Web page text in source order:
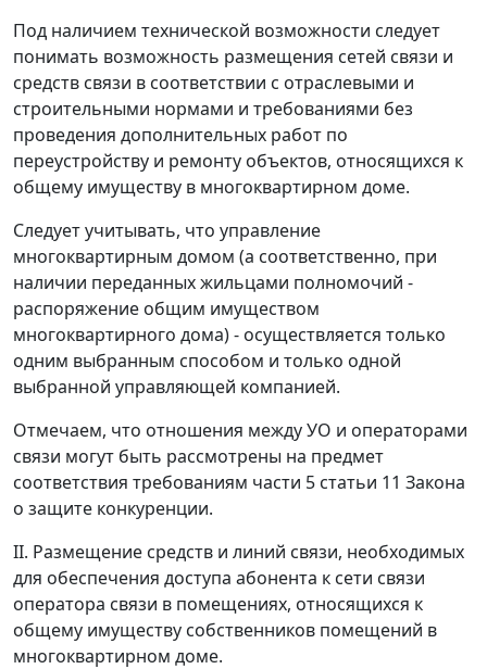
Под наличием технической возможности следует
понимать возможность размещения сетей связи и
средств связи в соответствии с отраслевыми и
строительными нормами и требованиями без
проведения дополнительных работ по
переустройству и ремонту объектов, относящихся к
общему имуществу в многоквартирном доме.
Следует учитывать, что управление
многоквартирным домом (а соответственно, при
наличии переданных жильцами полномочий -
распоряжение общим имуществом
многоквартирного дома) - осуществляется только
одним выбранным способом и только одной
выбранной управляющей компанией.
Отмечаем, что отношения между УО и операторами
связи могут быть рассмотрены на предмет
соответствия требованиям части 5 статьи 11 Закона
о защите конкуренции.
II. Размещение средств и линий связи, необходимых
для обеспечения доступа абонента к сети связи
оператора связи в помещениях, относящихся к
общему имуществу собственников помещений в
многоквартирном доме.